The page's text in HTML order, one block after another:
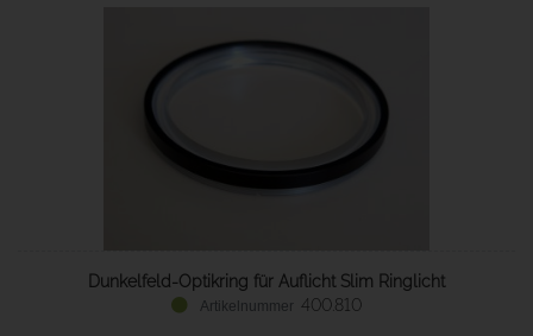
Dunkelfeld-Optikring für Auflicht Slim Ringlicht
400.810